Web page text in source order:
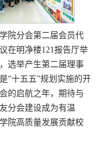
院分会第二届会员代
在明净楼121报告厅举
选举产生第二届理事
“十五五”规划实施的开
的启航之年，期待与
分会建设成为有温
院高质量发展贡献校